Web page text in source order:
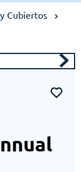
Cubiertos